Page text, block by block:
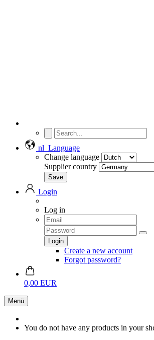
nl Language
Change language
Supplier country
Login
Log in
Create a new account
Forgot password?
0,00 EUR
Menü
You do not have any products in your